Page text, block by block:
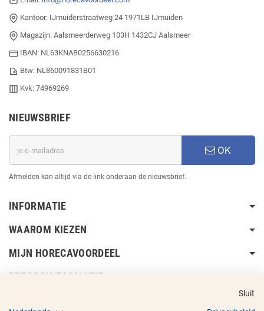
Kantoor: IJmuiderstraatweg 24 1971LB IJmuiden
Magazijn: Aalsmeerderweg 103H 1432CJ Aalsmeer
IBAN: NL63KNAB0256630216
Btw: NL860091831B01
Kvk: 74969269
NIEUWSBRIEF
OK
Afmelden kan altijd via de link onderaan de nieuwsbrief.
INFORMATIE
WAAROM KIEZEN
MIJN HORECAVOORDEEL
BEZORGINFORMATIE
Sluit